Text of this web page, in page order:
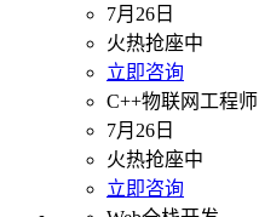
7月26日
火热抢座中
立即咨询
C++物联网工程师
7月26日
火热抢座中
立即咨询